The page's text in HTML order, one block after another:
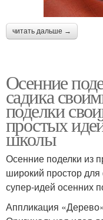
читать дальше →
Осенние
садика
поделки
простых
школы
Осенние поделки из
широкий простор
супер-идей осенних
Аппликация